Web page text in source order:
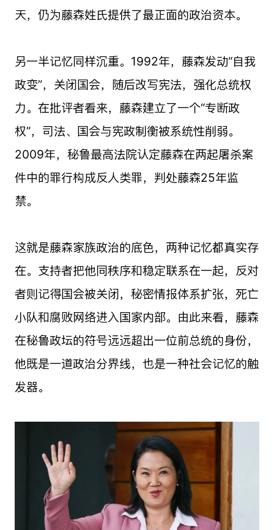
天，仍为藤森姓氏提供了最正面的政治资本。
另一半记忆同样沉重。1992年，藤森发动“自我
政变”，关闭国会，随后改写宪法，强化总统权
力。在批评者看来，藤森建立了一个“专断政
权”，司法、国会与宪政制衡被系统性削弱。
2009年，秘鲁最高法院认定藤森在两起屠杀案
件中的罪行构成反人类罪，判处藤森25年监
禁。
这就是藤森家族政治的底色，两种记忆都真实存
在。支持者把他同秩序和稳定联系在一起，反对
者则记得国会被关闭，秘密情报体系扩张，死亡
小队和腐败网络进入国家内部。由此来看，藤森
在秘鲁政坛的符号远远超出一位前总统的身份，
他既是一道政治分界线，也是一种社会记忆的触
发器。